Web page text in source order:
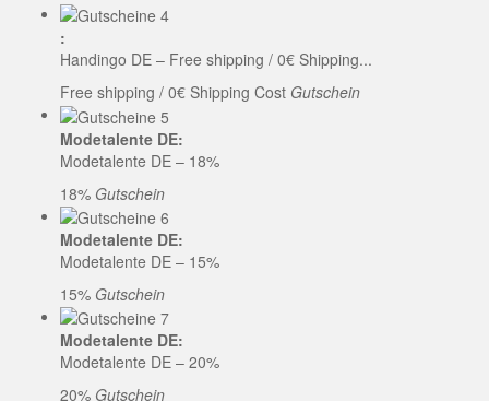
:
Handingo DE – Free shipping / 0€ Shipping...
Free shipping / 0€ Shipping Cost Gutschein
Modetalente DE:
Modetalente DE – 18%
18% Gutschein
Modetalente DE:
Modetalente DE – 15%
15% Gutschein
Modetalente DE:
Modetalente DE – 20%
20% Gutschein